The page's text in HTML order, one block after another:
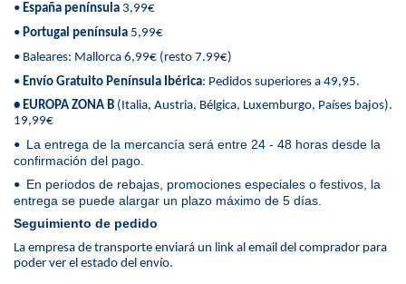
• España península 3,99€
• Portugal península 5,99€
• Baleares: Mallorca 6,99€ (resto 7.99€)
• Envío Gratuito Península Ibérica: Pedidos superiores a 49,95.
• EUROPA ZONA B (Italia, Austria, Bélgica, Luxemburgo, Países bajos).
19,99€
• La entrega de la mercancía será entre 24 - 48 horas desde la
confirmación del pago.
• En periodos de rebajas, promociones especiales o festivos, la
entrega se puede alargar un plazo máximo de 5 días.
Seguimiento de pedido
La empresa de transporte enviará un link al email del comprador para
poder ver el estado del envío.